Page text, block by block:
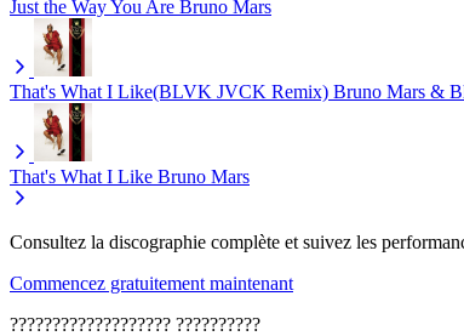
Just the Way You Are Bruno Mars
That's What I Like(BLVK JVCK Remix) Bruno Mars &
That's What I Like Bruno Mars
Consultez la discographie complète et suivez les
Commencez gratuitement maintenant
??????????????????? ??????????